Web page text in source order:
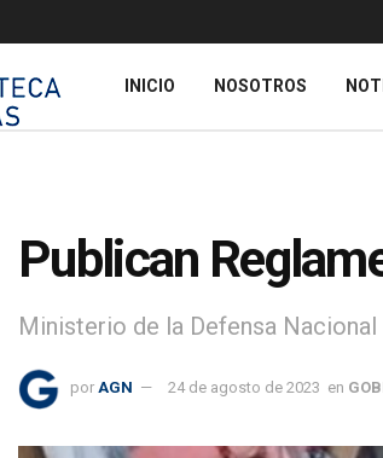
INICIO NOSOTROS
Publican
Ministerio de la Defensa
por AGN 24 de agosto de 2023 en